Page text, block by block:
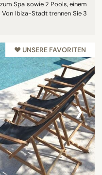
Spa sowie 2 Pools, einem
Ibiza-Stadt trennen Sie 3
♥︎ UNSERE FAVORITEN
›